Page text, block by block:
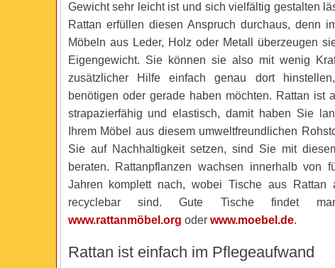
Gewicht sehr leicht ist und sich vielfältig gestalten
Rattan erfüllen diesen Anspruch durchaus, denn
Möbeln aus Leder, Holz oder Metall überzeugen
Eigengewicht. Sie können sie also mit wenig
zusätzlicher Hilfe einfach genau dort
benötigen oder gerade haben möchten. Rattan ist
strapazierfähig und elastisch, damit haben Sie
Ihrem Möbel aus diesem umweltfreundlichen
Sie auf Nachhaltigkeit setzen, sind Sie mit
beraten. Rattanpflanzen wachsen innerhalb von
Jahren komplett nach, wobei Tische aus Rattan
recyclebar sind. Gute Tische findet
www.rattanmöbel.org oder www.moebel.de.
Rattan ist einfach im Pflegeaufwand